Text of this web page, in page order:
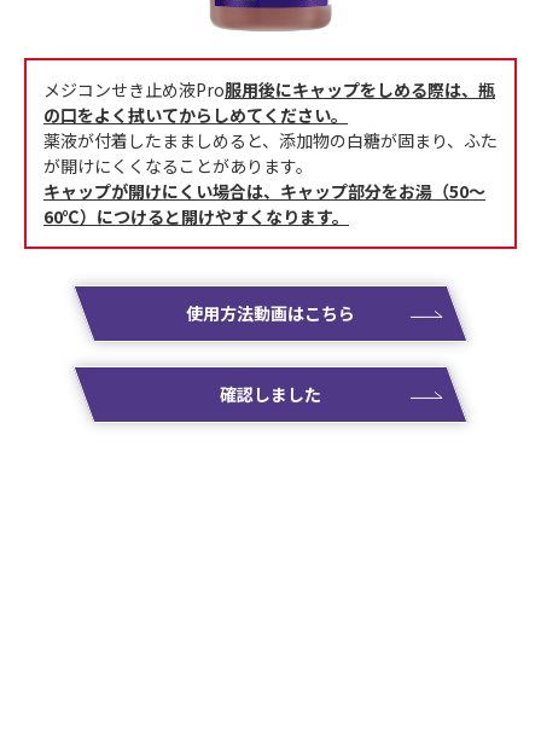
メジコンせき止め液Pro服用後にキャップをしめる際は、瓶
の口をよく拭いてからしめてください。
薬液が付着したまましめると、添加物の白糖が固まり、ふた
が開けにくくなることがあります。
キャップが開けにくい場合は、キャップ部分をお湯（50～
60℃）につけると開けやすくなります。
使用方法動画はこちら
確認しました